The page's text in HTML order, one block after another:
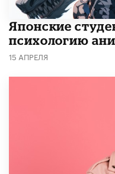
Японские
психологию
15 АПРЕЛЯ